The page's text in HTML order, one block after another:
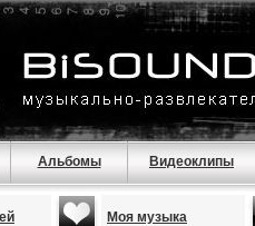
Альбомы Видеоклипы
Моя музыка